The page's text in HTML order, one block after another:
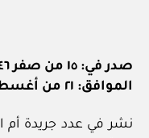
صدر في: ١٥ من صفر ١٤٤٦هـ
الموافق: ٢١ من أغسطس ٢٠٢٤م